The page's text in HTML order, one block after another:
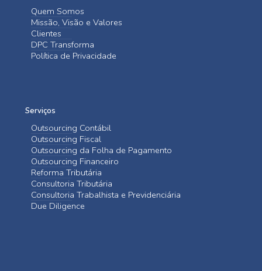
Quem Somos
Missão, Visão e Valores
Clientes
DPC Transforma
Política de Privacidade
Serviços
Outsourcing Contábil
Outsourcing Fiscal
Outsourcing da Folha de Pagamento
Outsourcing Financeiro
Reforma Tributária
Consultoria Tributária
Consultoria Trabalhista e Previdenciária
Due Diligence